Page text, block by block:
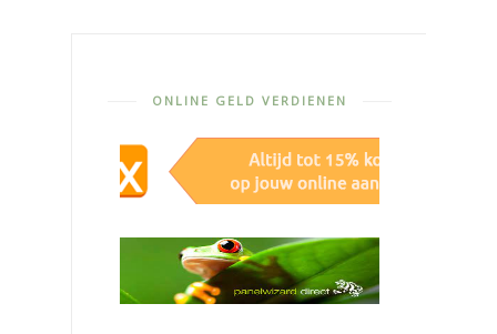
ONLINE GELD VERDIENEN